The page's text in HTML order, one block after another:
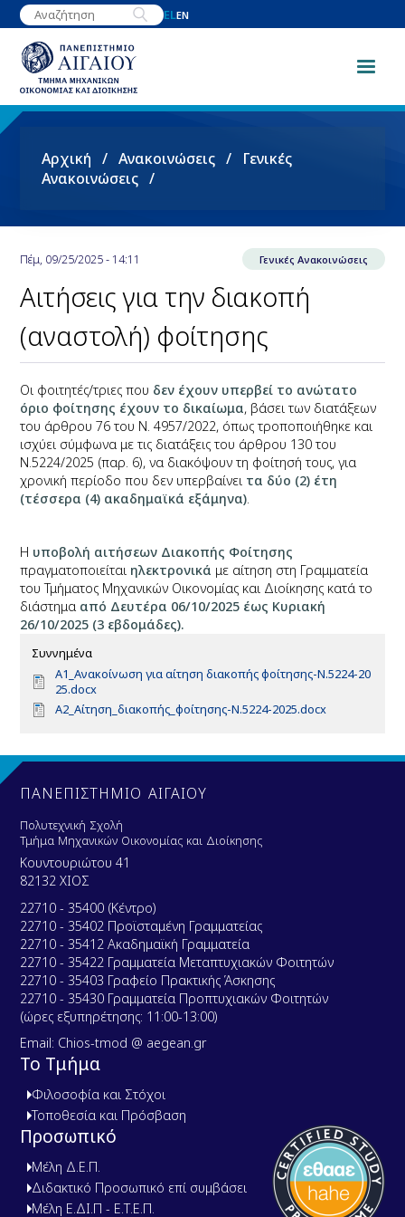
Παράκαμψη
προς
κυρίως
περιεχόμενο
ELEN
Breadcrumb
Αρχική Ανακοινώσεις
Γενικές
Ανακοινώσεις
Πέμ, 09/25/2025 - 14:11 Γενικές Ανακοινώσεις
Αιτήσεις για την διακοπή
(αναστολή) φοίτησης
Οι φοιτητές/τριες που δεν έχουν υπερβεί το ανώτατο
όριο φοίτησης έχουν το δικαίωμα, βάσει των διατάξεων
του άρθρου 76 του Ν. 4957/2022, όπως τροποποιήθηκε και
ισχύει σύμφωνα με τις διατάξεις του άρθρου 130 του
Ν.5224/2025 (παρ. 6), να διακόψουν τη φοίτησή τους, για
χρονική περίοδο που δεν υπερβαίνει τα δύο (2) έτη
(τέσσερα (4) ακαδημαϊκά εξάμηνα)
Η υποβολή αιτήσεων Διακοπής Φοίτησης
πραγματοποιείται ηλεκτρονικά με αίτηση στη Γραμματεία
του Τμήματος Μηχανικών Οικονομίας και Διοίκησης κατά το
διάστημα από Δευτέρα 06/10/2025 έως Κυριακή
26/10/2025 (3 εβδομάδες).
Συννημένα
D
o
c
u
n
Α1_Ανακοίνωση για αίτηση διακοπής φοίτησης-Ν.5224-20
25.docx
D
u
e
n
t
Α2_Αίτηση_διακοπής_φοίτησης-Ν.5224-2025.docx
ΠΑΝΕΠΙΣΤΗΜΙΟ ΑΙΓΑΙΟΥ
Πολυτεχνική Σχολή
Τμήμα Μηχανικών Οικονομίας και Διοίκησης
Κουντουριώτου 41
82132 ΧΙΟΣ
22710 - 35400 (Κέντρο)
22710 - 35402 Προϊσταμένη Γραμματείας
22710 - 35412 Ακαδημαϊκή Γραμματεία
22710 - 35422 Γραμματεία Μεταπτυχιακών Φοιτητών
22710 - 35403 Γραφείο Πρακτικής Άσκησης
22710 - 35430 Γραμματεία Προπτυχιακών Φοιτητών
(ώρες εξυπηρέτησης: 11:00-13:00)
Email: Chios-tmod @ aegean.gr
Το Τμήμα
Φιλοσοφία και Στόχοι
Τοποθεσία και Πρόσβαση
Προσωπικό
Μέλη Δ.Ε.Π.
Διδακτικό Προσωπικό επί συμβάσει
Μέλη Ε.ΔΙ.Π - Ε.Τ.Ε.Π.